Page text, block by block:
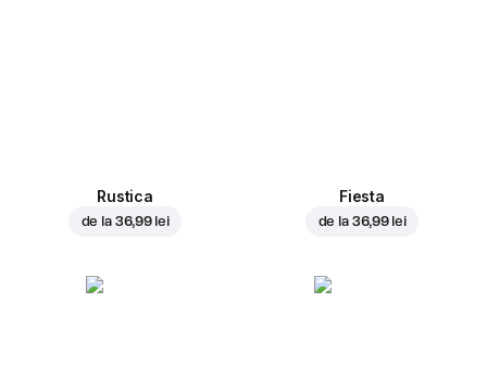
Rustica
de la 36,99 lei
Fiesta
de la 36,99 lei